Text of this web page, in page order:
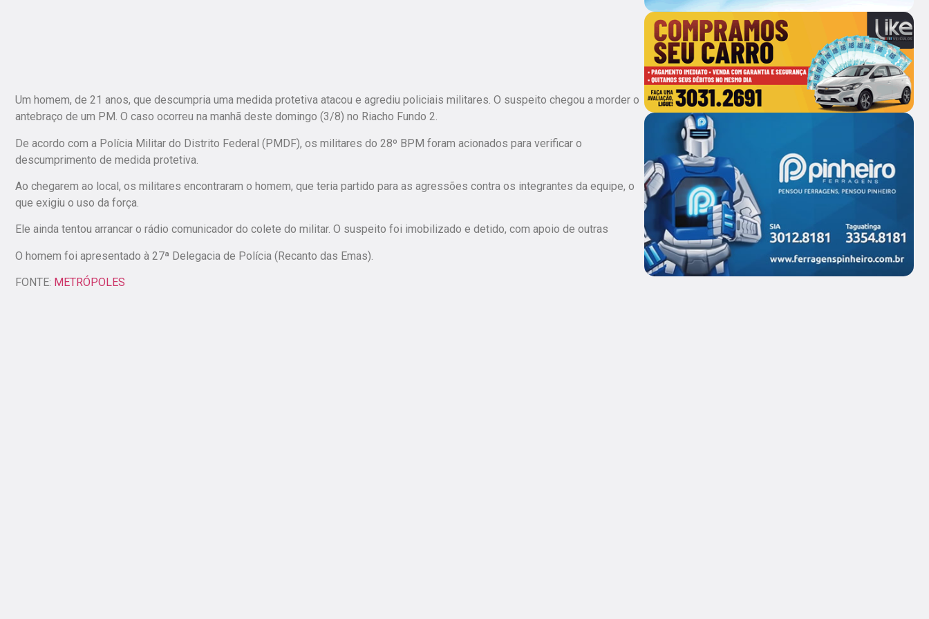
Um homem, de 21 anos, que descumpria uma medida protetiva atacou e agrediu policiais militares. O suspeito chegou a morder o
antebraço de um PM. O caso ocorreu na manhã deste domingo (3/8) no Riacho Fundo 2.
De acordo com a Polícia Militar do Distrito Federal (PMDF), os militares do 28º BPM foram acionados para verificar o
descumprimento de medida protetiva.
Ao chegarem ao local, os militares encontraram o homem, que teria partido para as agressões contra os integrantes da equipe, o
que exigiu o uso da força.
Ele ainda tentou arrancar o rádio comunicador do colete do militar. O suspeito foi imobilizado e detido, com apoio de outras
O homem foi apresentado à 27ª Delegacia de Polícia (Recanto das Emas).
FONTE: METRÓPOLES